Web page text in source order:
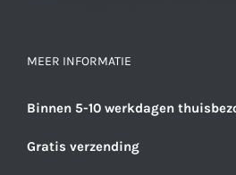
MEER INFORMATIE
Binnen 5-10 werkdagen
Gratis verzending